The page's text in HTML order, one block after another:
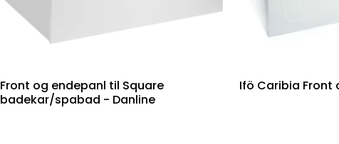
Front og endepanl til Square
badekar/spabad - Danline
Ifö Caribia Front